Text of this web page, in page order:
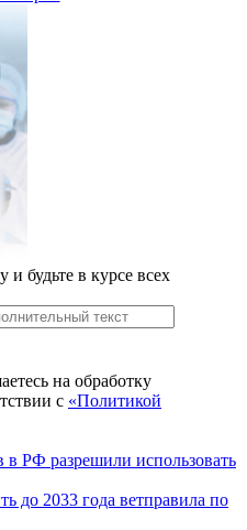
будьте в курсе всех
на обработку
с «Политикой
в РФ разрешили использовать
до 2033 года ветправила по